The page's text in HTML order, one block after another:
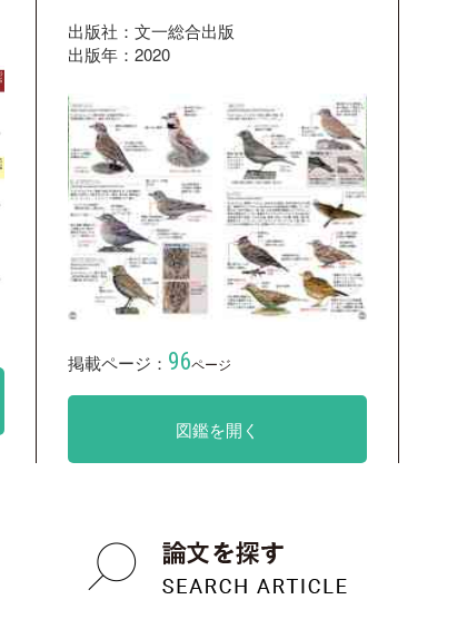
出版社：文一総合出版
出版年：2020
掲載ページ： 96ページ
図鑑を開く